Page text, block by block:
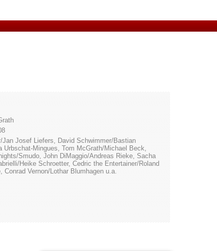
Josef Liefers, David Schwimmer/Bastian
Urbschat-Mingues, Tom McGrath/Michael Beck,
Smudo, John DiMaggio/Andreas Rieke, Sacha
Heike Schroetter, Cedric the Entertainer/Roland
Conrad Vernon/Lothar Blumhagen u.a.